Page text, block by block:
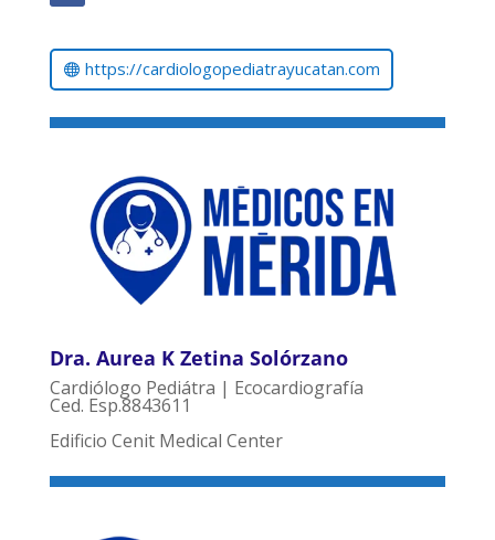
https://cardiologopediatrayucatan.com
Dra. Aurea K Zetina Solórzano
Cardiólogo Pediátra | Ecocardiografía
Ced. Esp.8843611
Edificio Cenit Medical Center